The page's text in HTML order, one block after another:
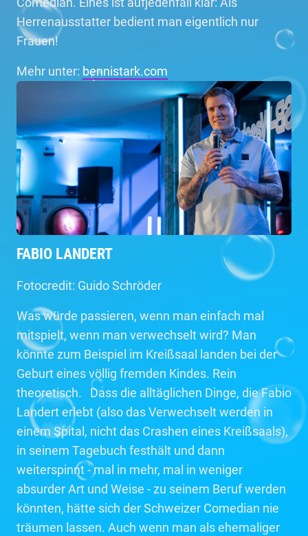
Herrenausstatter bedient man eigentlich nur
Frauen!
Mehr unter: bennistark.com
FABIO LANDERT
Fotocredit: Guido Schröder
Was würde passieren, wenn man einfach mal
mitspielt, wenn man verwechselt wird? Man
könnte zum Beispiel im Kreißsaal landen bei der
Geburt eines völlig fremden Kindes. Rein
theoretisch. Dass die alltäglichen Dinge, die Fabio
Landert erlebt (also das Verwechselt werden in
einem Spital, nicht das Crashen eines Kreißsaals),
in seinem Tagebuch festhält und dann
weiterspinnt - mal in mehr, mal in weniger
absurder Art und Weise - zu seinem Beruf werden
könnten, hätte sich der Schweizer Comedian nie
träumen lassen. Auch wenn man als ehemaliger